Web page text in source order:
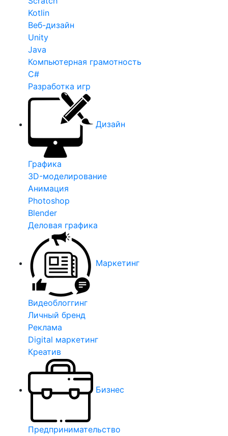
Kotlin
Веб-дизайн
Unity
Java
Компьютерная грамотность
C#
Разработка игр
Дизайн
Графика
3D-моделирование
Анимация
Photoshop
Blender
Деловая графика
Маркетинг
Видеоблоггинг
Личный бренд
Реклама
Digital маркетинг
Креатив
Бизнес
Предпринимательство